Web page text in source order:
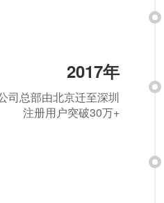
2017年
司总部由北京迁至深圳
注册用户突破30万+